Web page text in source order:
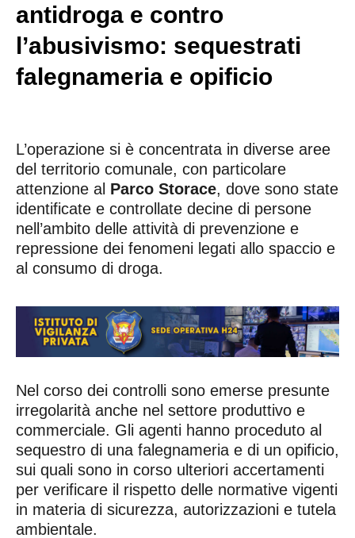
antidroga e contro
l’abusivismo: sequestrati
falegnameria e opificio
L’operazione si è concentrata in diverse aree
del territorio comunale, con particolare
attenzione al Parco Storace, dove sono state
identificate e controllate decine di persone
nell’ambito delle attività di prevenzione e
repressione dei fenomeni legati allo spaccio e
al consumo di droga.
Nel corso dei controlli sono emerse presunte
irregolarità anche nel settore produttivo e
commerciale. Gli agenti hanno proceduto al
sequestro di una falegnameria e di un opificio,
sui quali sono in corso ulteriori accertamenti
per verificare il rispetto delle normative vigenti
in materia di sicurezza, autorizzazioni e tutela
ambientale.